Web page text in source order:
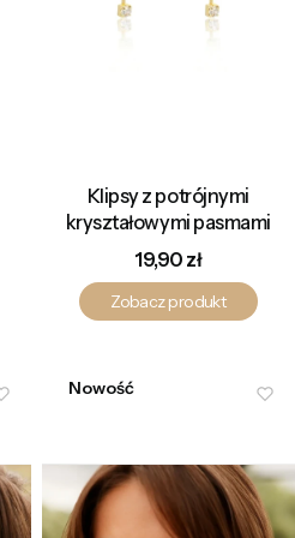
Klipsy z potrójnymi
kryształowymi pasmami
Cena
19,90 zł
Zobacz produkt
Nowość